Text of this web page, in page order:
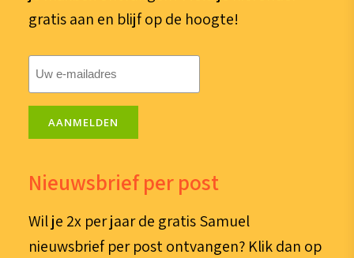
gratis aan en blijf op de hoogte!
AANMELDEN
Nieuwsbrief per post
Wil je 2x per jaar de gratis Samuel
nieuwsbrief per post ontvangen? Klik dan op